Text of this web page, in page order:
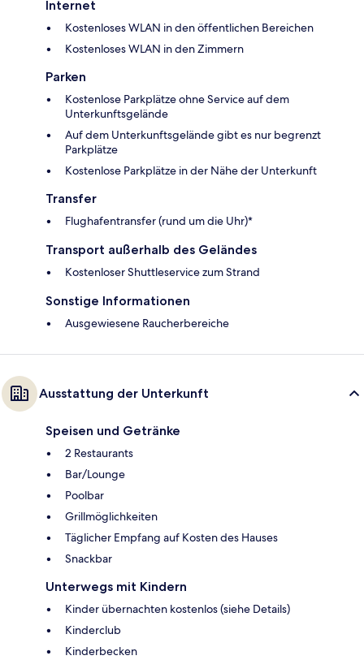
Internet
Kostenloses WLAN in den öffentlichen Bereichen
Kostenloses WLAN in den Zimmern
Parken
Kostenlose Parkplätze ohne Service auf dem
Unterkunftsgelände
Auf dem Unterkunftsgelände gibt es nur begrenzt
Parkplätze
Kostenlose Parkplätze in der Nähe der Unterkunft
Transfer
Flughafentransfer (rund um die Uhr)*
Transport außerhalb des Geländes
Kostenloser Shuttleservice zum Strand
Sonstige Informationen
Ausgewiesene Raucherbereiche
Ausstattung der Unterkunft
Speisen und Getränke
2 Restaurants
Bar/Lounge
Poolbar
Grillmöglichkeiten
Täglicher Empfang auf Kosten des Hauses
Snackbar
Unterwegs mit Kindern
Kinder übernachten kostenlos (siehe Details)
Kinderclub
Kinderbecken